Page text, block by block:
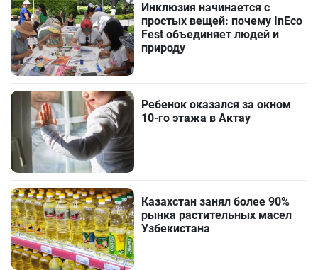
Инклюзия начинается с
простых вещей: почему InEco
Fest объединяет людей и
природу
Ребенок оказался за окном
10-го этажа в Актау
Казахстан занял более 90%
рынка растительных масел
Узбекистана